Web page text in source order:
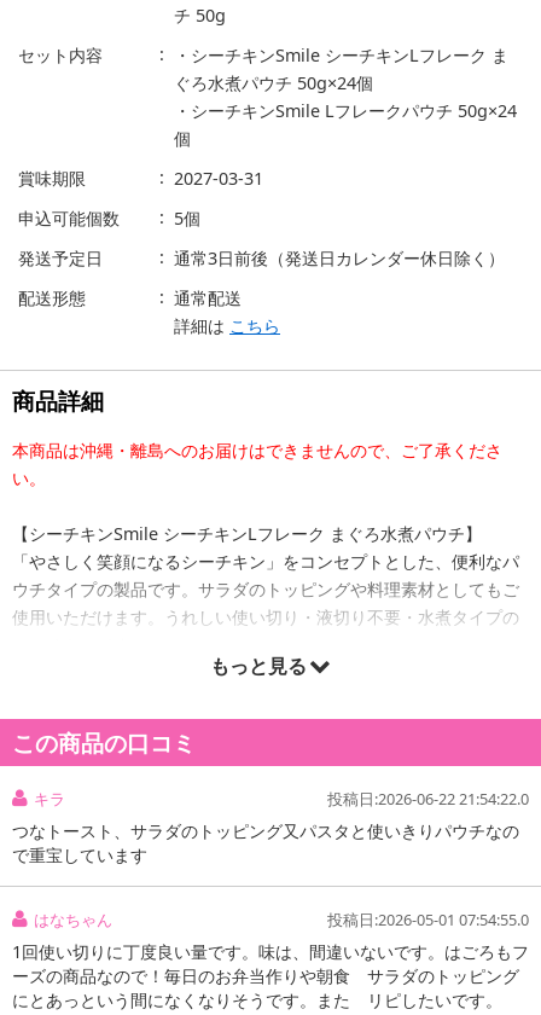
チ 50g
セット内容
・シーチキンSmile シーチキンLフレーク ま
ぐろ水煮パウチ 50g×24個
・シーチキンSmile Lフレークパウチ 50g×24
個
賞味期限
2027-03-31
申込可能個数
5個
発送予定日
通常3日前後（発送日カレンダー休日除く）
配送形態
通常配送
詳細は こちら
商品詳細
本商品は沖縄・離島へのお届けはできませんので、ご了承くださ
い。
【シーチキンSmile シーチキンLフレーク まぐろ水煮パウチ】
「やさしく笑顔になるシーチキン」をコンセプトとした、便利なパ
ウチタイプの製品です。サラダのトッピングや料理素材としてもご
使用いただけます。うれしい使い切り・液切り不要・水煮タイプの
便利なパウチタイプの製品です。サラダのトッピングや料理素材と
してもご使用いただけます。うれしい使い切り・液切り不要タイプ
原産国(最終加工地):
【シーチキンSmile シーチキンLフレーク まぐろ水煮パウチ】
原材料:
【シーチキンSmile シーチキンLフレーク まぐろ水煮パウチ】
きはだまぐろ、食塩、調味料(アミノ酸等)、水
栄養成分表示:
もっと見る
この商品の口コミ
キラ 投稿日:2026-06-22 21:54:22.0
つなトースト、サラダのトッピング又パスタと使いきりパウチなの
で重宝しています
はなちゃん 投稿日:2026-05-01 07:54:55.0
1回使い切りに丁度良い量です。味は、間違いないです。はごろもフ
ーズの商品なので！毎日のお弁当作りや朝食 サラダのトッピング
にとあっという間になくなりそうです。また リピしたいです。